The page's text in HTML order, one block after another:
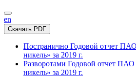
en
Скачать PDF
Постранично Годовой отчет
никель» за 2019 г.
Разворотами Годовой отчет
никель» за 2019 г.